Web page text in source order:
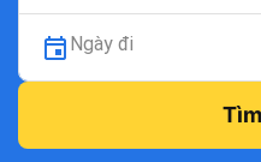
Ngày đi